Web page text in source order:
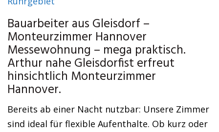
Bauarbeiter aus Gleisdorf –
Monteurzimmer Hannover
Messewohnung – mega praktisch.
Arthur nahe Gleisdorfist erfreut
hinsichtlich Monteurzimmer
Hannover.
Bereits ab einer Nacht nutzbar: Unsere Zimmer
sind ideal für flexible Aufenthalte. Ob kurz oder